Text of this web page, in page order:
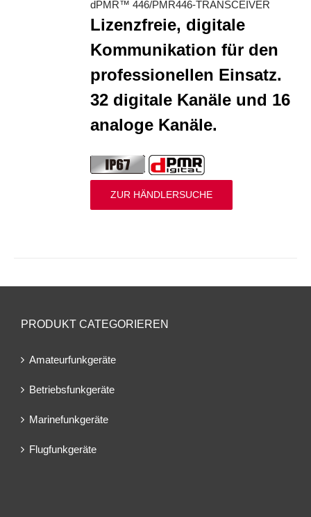
dPMR™ 446/PMR446-TRANSCEIVER
Lizenzfreie, digitale
Kommunikation für den
professionellen Einsatz.
32 digitale Kanäle und 16
analoge Kanäle.
ZUR HÄNDLERSUCHE
PRODUKT CATEGORIEREN
Amateurfunkgeräte
Betriebsfunkgeräte
Marinefunkgeräte
Flugfunkgeräte